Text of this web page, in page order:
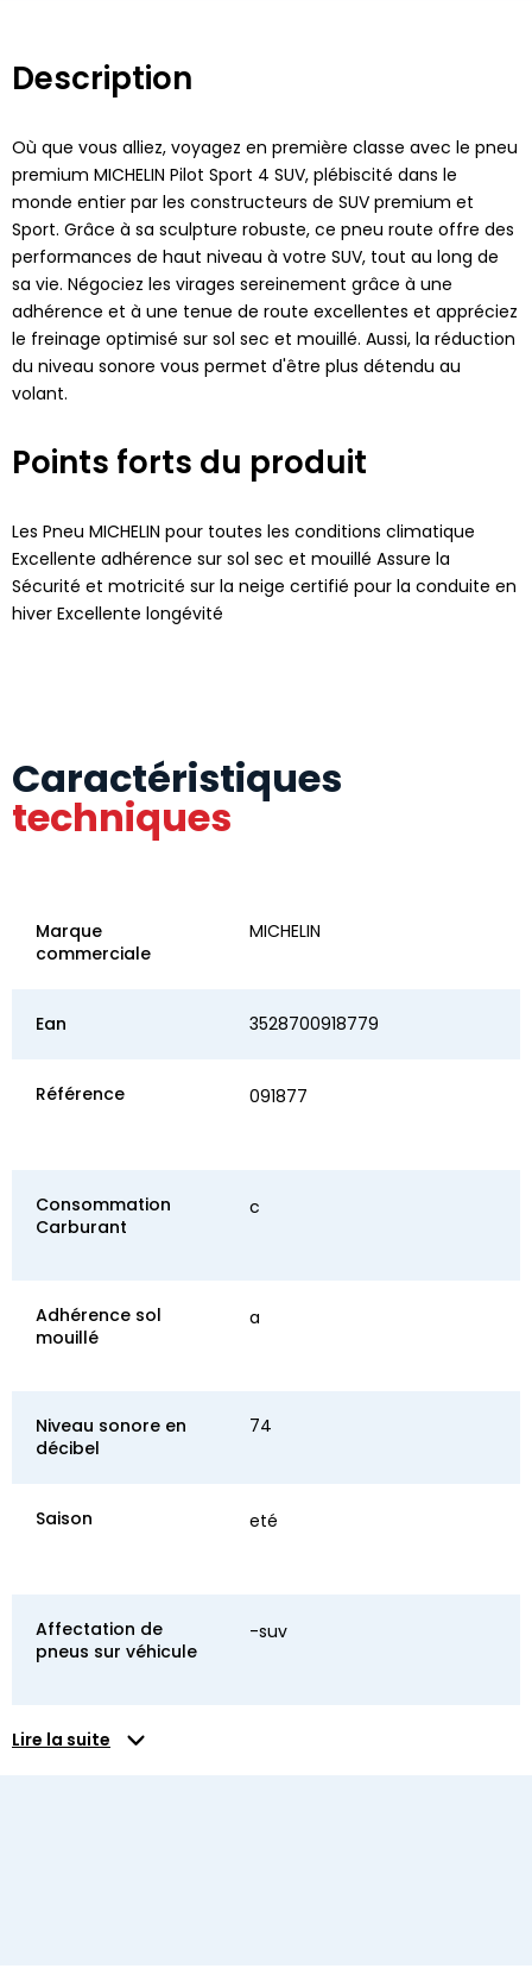
Description
Où que vous alliez, voyagez en première classe avec le pneu
premium MICHELIN Pilot Sport 4 SUV, plébiscité dans le
monde entier par les constructeurs de SUV premium et
Sport. Grâce à sa sculpture robuste, ce pneu route offre des
performances de haut niveau à votre SUV, tout au long de
sa vie. Négociez les virages sereinement grâce à une
adhérence et à une tenue de route excellentes et appréciez
le freinage optimisé sur sol sec et mouillé. Aussi, la réduction
du niveau sonore vous permet d'être plus détendu au
volant.
Points forts du produit
Les Pneu MICHELIN pour toutes les conditions climatique
Excellente adhérence sur sol sec et mouillé Assure la
Sécurité et motricité sur la neige certifié pour la conduite en
hiver Excellente longévité
Caractéristiques
techniques
Marque
commerciale
MICHELIN
Ean 3528700918779
Référence 091877
Consommation
Carburant
c
Adhérence sol
mouillé
a
Niveau sonore en
décibel
74
Saison eté
Affectation de
pneus sur véhicule
-suv
Lire la suite